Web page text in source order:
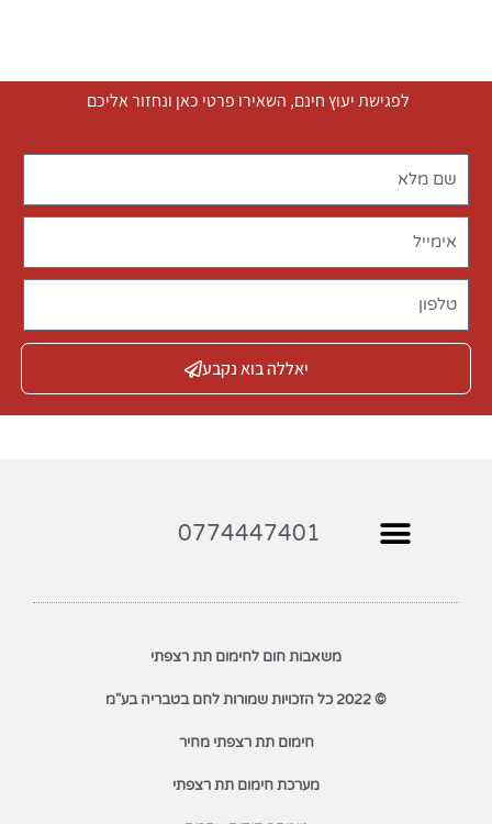
לפגישת יעוץ חינם, השאירו פרטי כאן ונחזור אליכם
יאללה בוא נקבע
0774447401
משאבות חום לחימום תת רצפתי
© 2022 כל הזכויות שמורות לחם בטבריה בע"מ
חימום תת רצפתי מחיר
מערכת חימום תת רצפתי